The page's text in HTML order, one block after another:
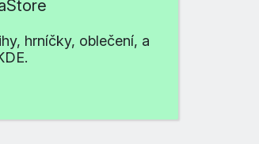
hrníčky, oblečení, a